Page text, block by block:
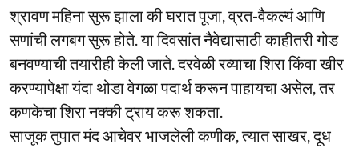
श्रावण महिना सुरू झाला की घरात पूजा, व्रत-वैकल्यं आणि
सणांची लगबग सुरू होते. या दिवसांत नैवेद्यासाठी काहीतरी गोड
बनवण्याची तयारीही केली जाते. दरवेळी रव्याचा शिरा किंवा खीर
करण्यापेक्षा यंदा थोडा वेगळा पदार्थ करून पाहायचा असेल, तर
कणकेचा शिरा नक्की ट्राय करू शकता.
साजूक तुपात मंद आचेवर भाजलेली कणीक, त्यात साखर, दूध